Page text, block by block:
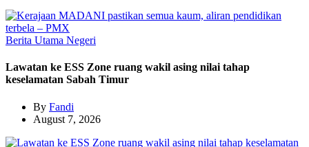
Berita Utama Negeri
Lawatan ke ESS Zone ruang wakil asing nilai tahap
keselamatan Sabah Timur
By Fandi
August 7, 2026